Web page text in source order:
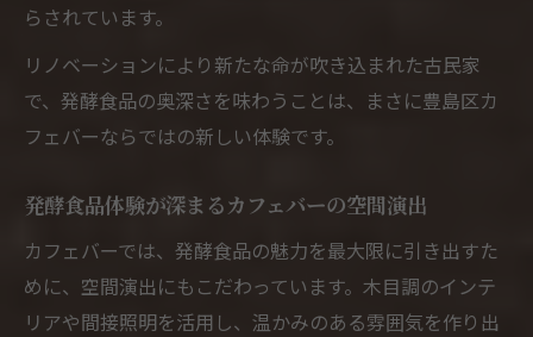
らされています。
リノベーションにより新たな命が吹き込まれた古民家
で、発酵食品の奥深さを味わうことは、まさに豊島区カ
フェバーならではの新しい体験です。
発酵食品体験が深まるカフェバーの空間演出
カフェバーでは、発酵食品の魅力を最大限に引き出すた
めに、空間演出にもこだわっています。木目調のインテ
リアや間接照明を活用し、温かみのある雰囲気を作り出